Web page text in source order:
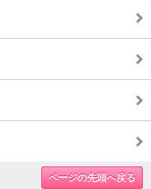
ページの先頭へ戻る